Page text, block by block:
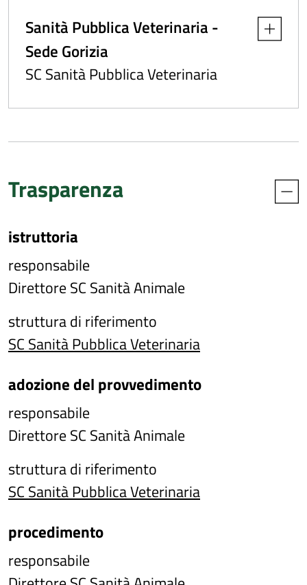
Sanità Pubblica Veterinaria -
Sede Gorizia
SC Sanità Pubblica Veterinaria
Apri
Trasparenza
istruttoria
responsabile
Direttore SC Sanità Animale
struttura di riferimento
SC Sanità Pubblica Veterinaria
adozione del provvedimento
responsabile
Direttore SC Sanità Animale
struttura di riferimento
SC Sanità Pubblica Veterinaria
procedimento
responsabile